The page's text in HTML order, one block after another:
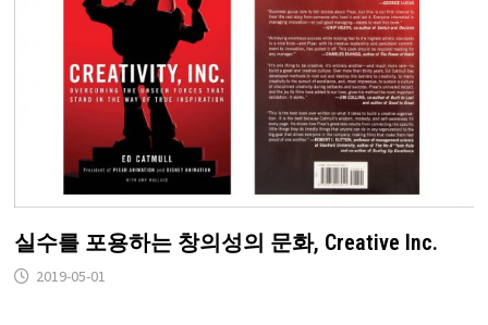
실수를 포용하는 창의성의 문화, Creative Inc.
2019-05-01